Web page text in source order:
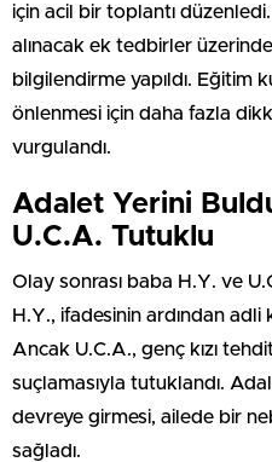
için acil bir toplantı
alınacak ek tedbirler
bilgilendirme yapıldı. Eğitim
önlenmesi için daha fazla
vurgulandı.
Adalet Yerini
U.C.A. Tutuklu
Olay sonrası baba H.Y. ve
H.Y., ifadesinin ardından adli
Ancak U.C.A., genç kızı
suçlamasıyla tutuklandı.
devreye girmesi, ailede bir
sağladı.